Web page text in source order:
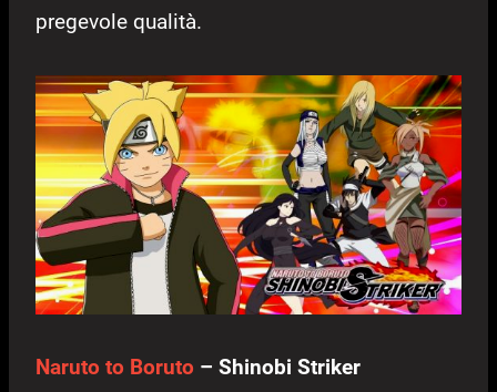
pregevole qualità.
Naruto to Boruto – Shinobi Striker